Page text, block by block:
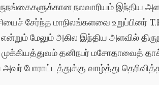
நலவாரியம் இந்திய
சேர்ந்த மாநிலங்களவை உறுப்பினர்
மேலும் அகில இந்திய அளவில்
தனிநபர் மசோதாவைத்
போராட்டத்துக்கு வாழ்த்து